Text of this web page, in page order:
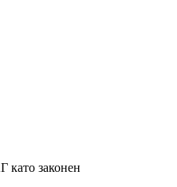
като законен